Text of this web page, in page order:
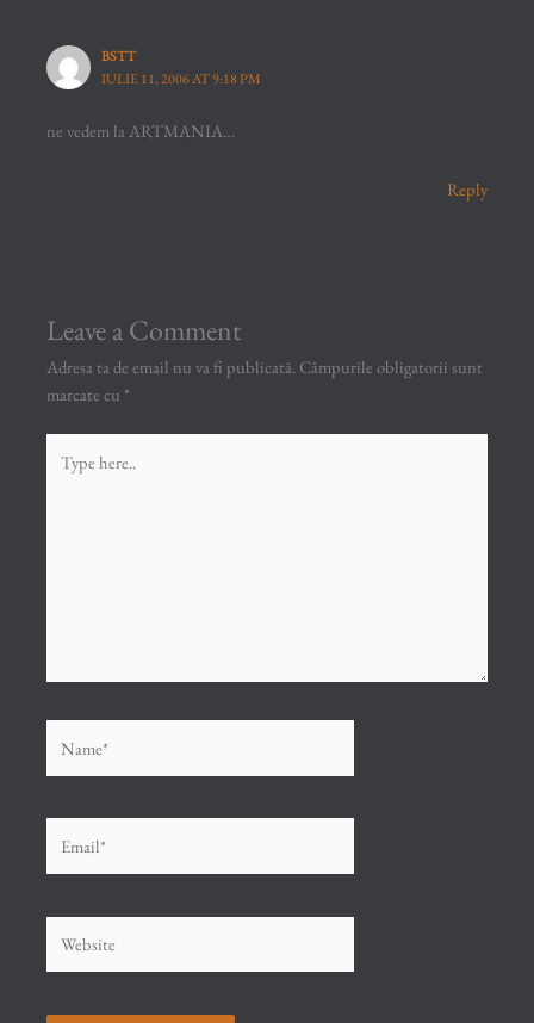
BSTT
IULIE 11, 2006 AT 9:18 PM
ne vedem la ARTMANIA…
Reply
Leave a Comment
Adresa ta de email nu va fi publicată. Câmpurile obligatorii sunt
marcate cu *
here..